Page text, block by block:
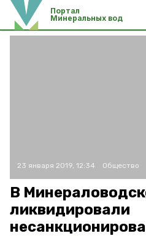
Портал
Минеральных вод
23 января 2019, 12:34 Общество
В
ликвидировали